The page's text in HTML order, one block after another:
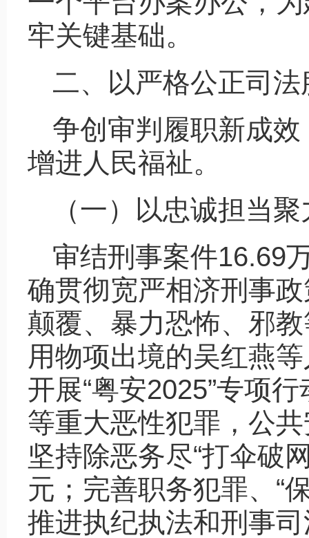
牢关键基础。
二、以严格公正司
争创审判履职新成
增进人民福祉。
（一）以忠诚担当
审结刑事案件16.69
确贯彻宽严相济刑事
颠覆、暴力恐怖、邪
用物项出境的吴红燕
开展“粤安2025”专项
等重大恶性犯罪，公
坚持除恶务尽“打伞破
元；完善职务犯罪、“
推进执纪执法和刑事